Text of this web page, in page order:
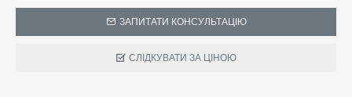
ЗАПИТАТИ КОНСУЛЬТАЦІЮ
СЛІДКУВАТИ ЗА ЦІНОЮ